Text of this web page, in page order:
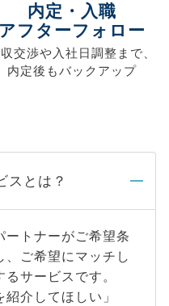
内定・入職
アフターフォロー
交渉や入社日調整まで、
内定後もバックアップ
スとは？
ートナーがご希望条
ご希望にマッチし
サービスです。
紹介してほしい」